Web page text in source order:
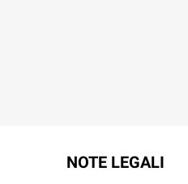
NOTE LEGALI